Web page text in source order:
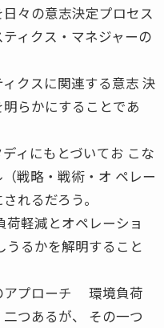
々の意志決定プロセス
ィクス・マネジャーの
クスに関連する意志 決
らかにすることであ
ィにもとづいてお こな
戦略・戦術・オ ペレー
れるだろう。
軽減とオペレーショ
うるかを解明すること
アプローチ 環境負荷
つあるが、 その一つ